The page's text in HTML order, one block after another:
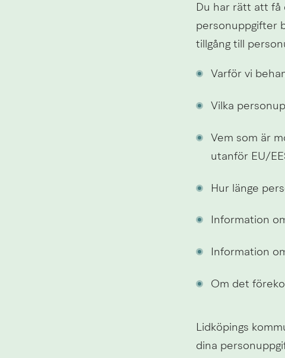
Du har rätt att få
personuppgifter
tillgång till
Varför vi
Vilka
Vem som är
utanför EU/
Hur länge
Information
Information
Om det
Lidköpings
dina